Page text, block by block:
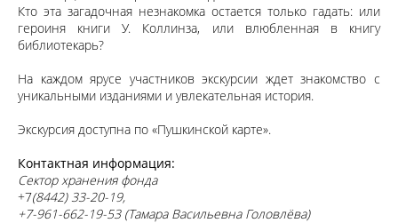
Кто эта загадочная незнакомка остается только гадать: или
героиня книги У. Коллинза, или влюбленная в книгу
библиотекарь?
На каждом ярусе участников экскурсии ждет знакомство с
уникальными изданиями и увлекательная история.
Экскурсия доступна по «Пушкинской карте».
Контактная информация:
Сектор хранения фонда
+7(8442) 33-20-19,
+7-961-662-19-53 (Тамара Васильевна Головлёва)